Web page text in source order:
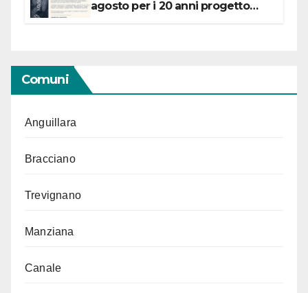
agosto per i 20 anni progetto
Comuni
Anguillara
Bracciano
Trevignano
Manziana
Canale